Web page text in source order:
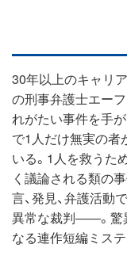
30年以上のキャリ
の刑事弁護士エー
れがたい事件を手
で1人だけ無実の者
いる。1人を救うた
く議論される類の
言、発見、弁護活動
異常な裁判――。驚
なる連作短編ミステ